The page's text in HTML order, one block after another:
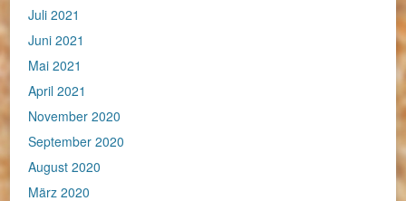
Juli 2021
Juni 2021
Mai 2021
April 2021
November 2020
September 2020
August 2020
März 2020